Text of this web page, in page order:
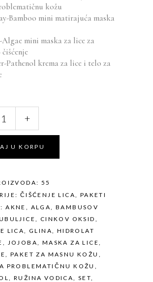
kožu
Bamboo mini matirajuća maska
mini maska za lice za
Pathenol krema za lice i telo za
+
U KORPU
55
ČIŠĆENJE LICA
PAKETI
AKNE ALGA ,BAMBUSOV
CINKOV OKSID
LICA
,GLINA
HIDROLAT
JOJOBA MASKA ZA LICE
,PAKET ZA MASNU KOŽU
PROBLEMATIČNU KOŽU
,RUŽINA VODICA ,SET